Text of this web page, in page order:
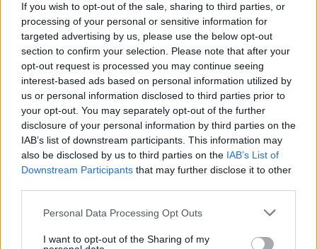
If you wish to opt-out of the sale, sharing to third parties, or
processing of your personal or sensitive information for
targeted advertising by us, please use the below opt-out
section to confirm your selection. Please note that after your
opt-out request is processed you may continue seeing
interest-based ads based on personal information utilized by
us or personal information disclosed to third parties prior to
your opt-out. You may separately opt-out of the further
disclosure of your personal information by third parties on the
IAB’s list of downstream participants. This information may
also be disclosed by us to third parties on the IAB’s List of
Downstream Participants that may further disclose it to other
Please note that this website/app uses one or more Google
not limited to your visit or usage behaviour. You may click to
Personal Data Processing Opt Outs
I want to opt-out of the Sharing of my
l’inaugurazione
Andrea Mura conquista Palau: grande
partecipazione per il suo racconto
Calangianus, allarme sul centro accoglienza
minori, Albieri: “Episodi gravissimi”
Gallura, finti clienti svuotano le suite: furto da
50mila nel resort
Meteo Olbia 7 agosto, sole e caldo tornano